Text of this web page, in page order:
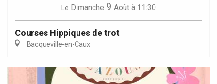
Le Dimanche 9 Août à 11:30
Courses Hippiques de trot
Bacqueville-en-Caux